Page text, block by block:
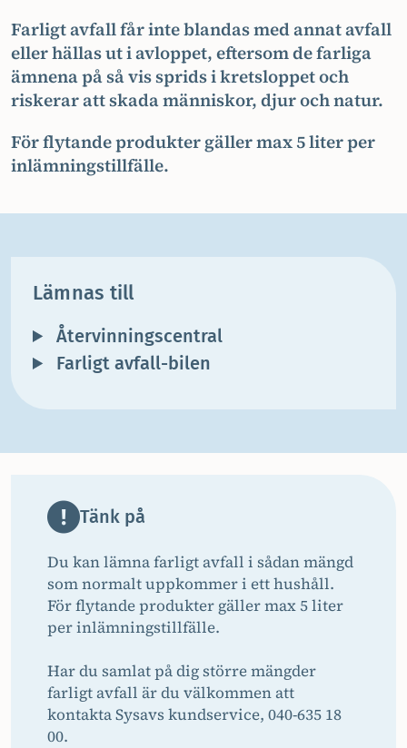
Farligt avfall får inte blandas med annat avfall
eller hällas ut i avloppet, eftersom de farliga
ämnena på så vis sprids i kretsloppet och
riskerar att skada människor, djur och natur.
För flytande produkter gäller max 5 liter per
inlämningstillfälle.
Lämnas till
Återvinningscentral
Farligt avfall-bilen
Tänk på
Du kan lämna farligt avfall i sådan mängd
som normalt uppkommer i ett hushåll.
För flytande produkter gäller max 5 liter
per inlämningstillfälle.
Har du samlat på dig större mängder
farligt avfall är du välkommen att
kontakta Sysavs kundservice, 040-635 18
00.